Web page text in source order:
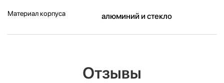
Материал корпуса алюминий и стекло
Отзывы